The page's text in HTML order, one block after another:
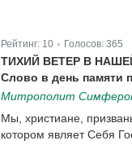
Рейтинг: 10 Голосов: 365
ТИХИЙ ВЕТЕР В
Слово в день памяти
Митрополит
Мы, христиане,
котором являет Себя